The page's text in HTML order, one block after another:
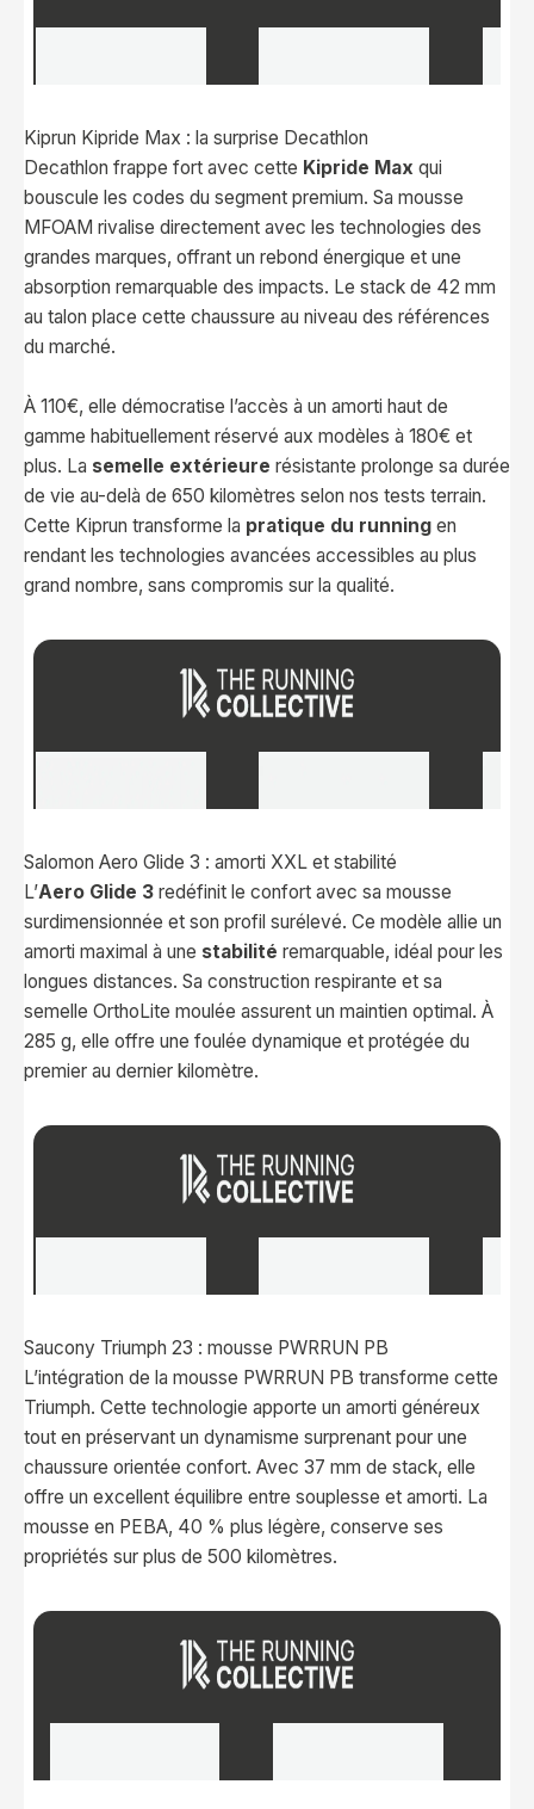
Kiprun Kipride Max : la surprise Decathlon
Decathlon frappe fort avec cette Kipride Max qui
bouscule les codes du segment premium. Sa mousse
MFOAM rivalise directement avec les technologies des
grandes marques, offrant un rebond énergique et une
absorption remarquable des impacts. Le stack de 42 mm
au talon place cette chaussure au niveau des références
du marché.
À 110€, elle démocratise l’accès à un amorti haut de
gamme habituellement réservé aux modèles à 180€ et
plus. La semelle extérieure résistante prolonge sa durée
de vie au-delà de 650 kilomètres selon nos tests terrain.
Cette Kiprun transforme la pratique du running en
rendant les technologies avancées accessibles au plus
grand nombre, sans compromis sur la qualité.
Salomon Aero Glide 3 : amorti XXL et stabilité
L’Aero Glide 3 redéfinit le confort avec sa mousse
surdimensionnée et son profil surélevé. Ce modèle allie un
amorti maximal à une stabilité remarquable, idéal pour les
longues distances. Sa construction respirante et sa
semelle OrthoLite moulée assurent un maintien optimal. À
285 g, elle offre une foulée dynamique et protégée du
premier au dernier kilomètre.
Saucony Triumph 23 : mousse PWRRUN PB
L’intégration de la mousse PWRRUN PB transforme cette
Triumph. Cette technologie apporte un amorti généreux
tout en préservant un dynamisme surprenant pour une
chaussure orientée confort. Avec 37 mm de stack, elle
offre un excellent équilibre entre souplesse et amorti. La
mousse en PEBA, 40 % plus légère, conserve ses
propriétés sur plus de 500 kilomètres.